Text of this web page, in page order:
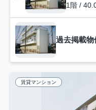
1階 /
過去掲載物
賃貸マンション